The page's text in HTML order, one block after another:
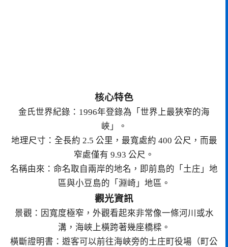
核心特色
金氏世界紀錄：1996年登錄為「世界上最狹窄的海
峽」。
地理尺寸：全長約 2.5 公里，最寬處約 400 公尺，而最
窄處僅有 9.93 公尺。
名稱由來：命名取自兩岸的地名，即前島的「土庄」地
區與小豆島的「淵崎」地區。
觀光資訊
景觀：因寬度極窄，外觀看起來非常像一條河川或水
溝，海峽上橫跨著幾座橋樑。
橫斷證明書：遊客可以前往海峽旁的土庄町役場（町公